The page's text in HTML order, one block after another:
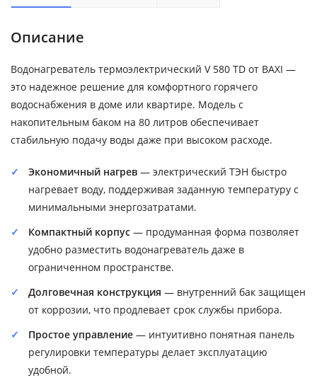
Описание
Водонагреватель термоэлектрический V 580 TD от BAXI —
это надежное решение для комфортного горячего
водоснабжения в доме или квартире. Модель с
накопительным баком на 80 литров обеспечивает
стабильную подачу воды даже при высоком расходе.
Экономичный нагрев — электрический ТЭН быстро
нагревает воду, поддерживая заданную температуру с
минимальными энергозатратами.
Компактный корпус — продуманная форма позволяет
удобно разместить водонагреватель даже в
ограниченном пространстве.
Долговечная конструкция — внутренний бак защищен
от коррозии, что продлевает срок службы прибора.
Простое управление — интуитивно понятная панель
регулировки температуры делает эксплуатацию
удобной.